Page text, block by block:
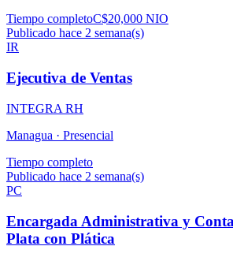
Tiempo completoC$20,000 NIO
Publicado hace 2 semana(s)
IR
Ejecutiva de Ventas
INTEGRA RH
Managua · Presencial
Tiempo completo
Publicado hace 2 semana(s)
PC
Encargada Administrativa y
Plata con Plática